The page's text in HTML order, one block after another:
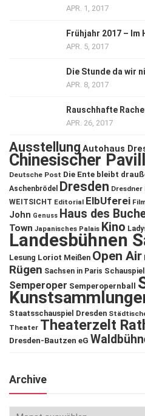
APR. 1, 2017
Frühjahr 2017 –
APR. 5, 2017
Die Stunde da wir
APR. 8, 2017
Rauschhafte
APR. 26, 2017
Ausstellung Autohaus
Chinesischer
Deutsche Post Die Ente bleibt
Aschenbrödel
Dresden
WEITSICHT Editorial ElbUferei
John Genuss Haus des
Town Japanisches Palais Kino
Landesbühnen
Lesung Loriot Meißen Open Air
Rügen Sachsen in Paris
Semperoper Semperopernball
Staatsschauspiel Dresden
Theater Theaterzelt
Dresden-Bautzen eG
Archive